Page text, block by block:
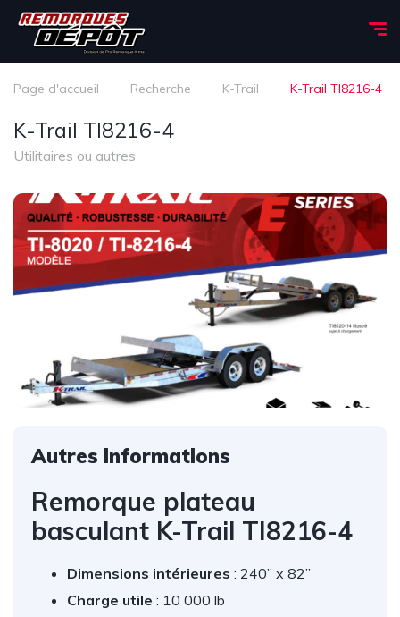
Page d'accueil Recherche K-Trail K-Trail TI8216-4
K-Trail TI8216-4
Utilitaires ou autres
Autres informations
Remorque plateau
basculant K-Trail TI8216-4
Dimensions intérieures : 240” x 82”
Charge utile : 10 000 lb